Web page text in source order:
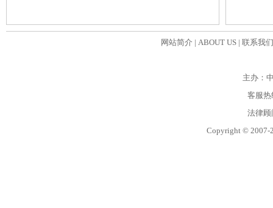
网站简介 | ABOUT US | 联系我们
主办：
客服热
法律顾
Copyright © 2007-